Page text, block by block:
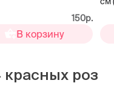
150р.
В корзину
роз